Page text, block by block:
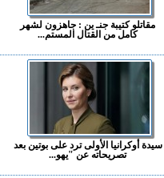
مقاتلو كتيبة جنـ ين : جاهزون لشهر
كامل من القتال المستم...
سيدة أوكرانيا الأولى ترد على بوتين بعد
تصريحاته عن "يهو...